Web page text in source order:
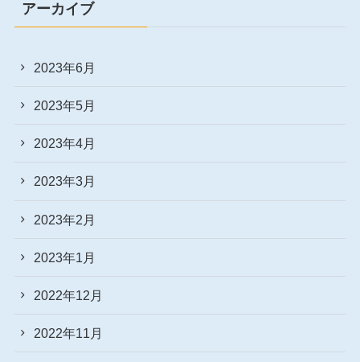
アーカイブ
2023年6月
2023年5月
2023年4月
2023年3月
2023年2月
2023年1月
2022年12月
2022年11月